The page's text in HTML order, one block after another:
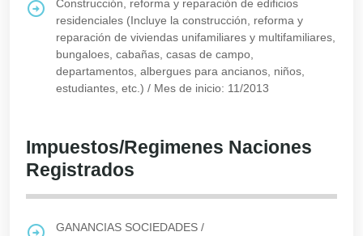
Construcción, reforma y reparación de edificios
residenciales (Incluye la construcción, reforma y
reparación de viviendas unifamiliares y multifamiliares,
bungaloes, cabañas, casas de campo,
departamentos, albergues para ancianos, niños,
estudiantes, etc.) / Mes de inicio: 11/2013
Impuestos/Regimenes Naciones
Registrados
GANANCIAS SOCIEDADES /